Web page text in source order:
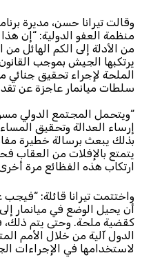
وقالت تيرانا حسن، مديرة
منظمة العفو الدولية: “إن
من الأدلة إلى الكم الهائل من
يرتكبها الجيش بموجب
الملحة لإجراء تحقيق
سلطات ميانمار عاجزة عن
“ويتحمل المجتمع الدولي
إرساء العدالة وتحقيق
بذلك يبعث برسالة خطيرة
يتمتع بالإفلات من
ارتكاب هذه الفظائع مرة
واختتمت تيرانا قائلة:
أن يحيل الوضع في ميانمار
كقضية ملحة. وحتى يتم
الدول آلية من خلال الأمم
لاستخدامها في الإجراءات